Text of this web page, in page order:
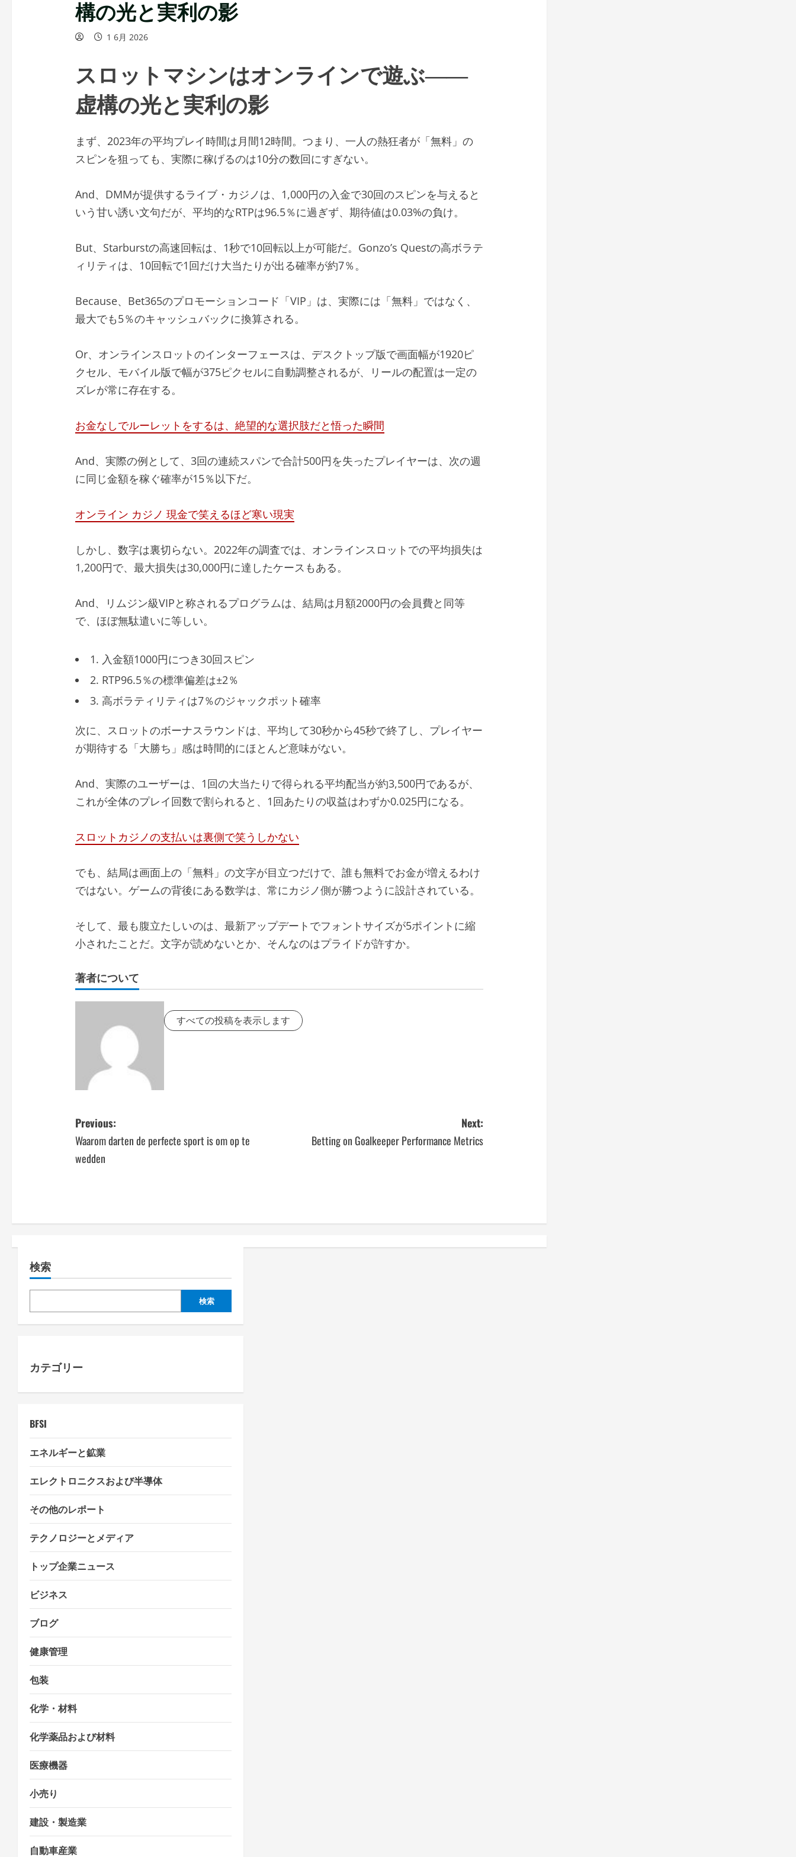
構の光と実利の影
1 6月 2026
スロットマシンはオンラインで遊ぶ――
虚構の光と実利の影
まず、2023年の平均プレイ時間は月間12時間。つまり、一人の熱狂者が「無料」の
スピンを狙っても、実際に稼げるのは10分の数回にすぎない。
And、DMMが提供するライブ・カジノは、1,000円の入金で30回のスピンを与えると
いう甘い誘い文句だが、平均的なRTPは96.5％に過ぎず、期待値は0.03%の負け。
But、Starburstの高速回転は、1秒で10回転以上が可能だ。Gonzo’s Questの高ボラテ
ィリティは、10回転で1回だけ大当たりが出る確率が約7％。
Because、Bet365のプロモーションコード「VIP」は、実際には「無料」ではなく、
最大でも5％のキャッシュバックに換算される。
Or、オンラインスロットのインターフェースは、デスクトップ版で画面幅が1920ピ
クセル、モバイル版で幅が375ピクセルに自動調整されるが、リールの配置は一定の
ズレが常に存在する。
お金なしでルーレットをするは、絶望的な選択肢だと悟った瞬間
And、実際の例として、3回の連続スパンで合計500円を失ったプレイヤーは、次の週
に同じ金額を稼ぐ確率が15％以下だ。
オンライン カジノ 現金で笑えるほど寒い現実
しかし、数字は裏切らない。2022年の調査では、オンラインスロットでの平均損失は
1,200円で、最大損失は30,000円に達したケースもある。
And、リムジン級VIPと称されるプログラムは、結局は月額2000円の会員費と同等
で、ほぼ無駄遣いに等しい。
1. 入金額1000円につき30回スピン
2. RTP96.5％の標準偏差は±2％
3. 高ボラティリティは7％のジャックポット確率
次に、スロットのボーナスラウンドは、平均して30秒から45秒で終了し、プレイヤー
が期待する「大勝ち」感は時間的にほとんど意味がない。
And、実際のユーザーは、1回の大当たりで得られる平均配当が約3,500円であるが、
これが全体のプレイ回数で割られると、1回あたりの収益はわずか0.025円になる。
スロットカジノの支払いは裏側で笑うしかない
でも、結局は画面上の「無料」の文字が目立つだけで、誰も無料でお金が増えるわけ
ではない。ゲームの背後にある数学は、常にカジノ側が勝つように設計されている。
そして、最も腹立たしいのは、最新アップデートでフォントサイズが5ポイントに縮
小されたことだ。文字が読めないとか、そんなのはプライドが許すか。
著者について
すべての投稿を表示します
P
o
n
v
i
g
t
i
n
Previous:
Waarom darten de perfecte sport is om op te
wedden
Next:
Betting on Goalkeeper Performance Metrics
検索
検索
カテゴリー
BFSI
エネルギーと鉱業
エレクトロニクスおよび半導体
その他のレポート
テクノロジーとメディア
トップ企業ニュース
ビジネス
ブログ
健康管理
包装
化学・材料
化学薬品および材料
医療機器
小売り
建設・製造業
自動車産業